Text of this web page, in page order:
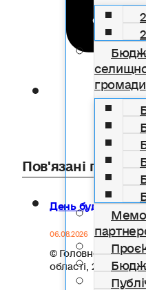
громади
Пов'язані
День
06.08.2026
© Головне
області, 2026